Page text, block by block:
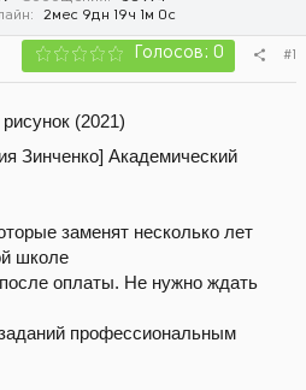
2мес 9дн 19ч 1м 0с
Голосов: 0 #1
(2021)
заменят несколько лет
школе
оплаты. Не нужно ждать
профессиональным